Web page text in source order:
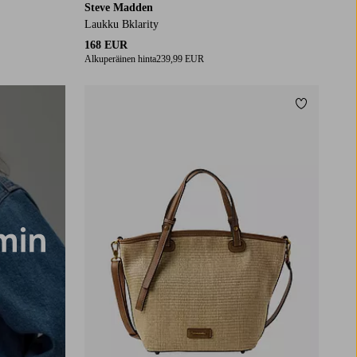
Steve Madden
Laukku Bklarity
168 EUR
Alkuperäinen hinta239,99 EUR
Lisää